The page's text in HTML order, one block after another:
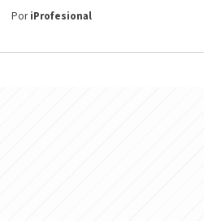
PoriProfesional